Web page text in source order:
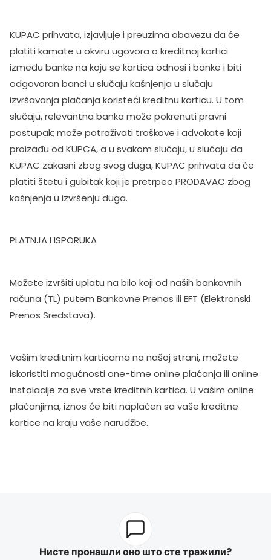
KUPAC prihvata, izjavljuje i preuzima obavezu da će
platiti kamate u okviru ugovora o kreditnoj kartici
između banke na koju se kartica odnosi i banke i biti
odgovoran banci u slučaju kašnjenja u slučaju
izvršavanja plaćanja koristeći kreditnu karticu. U tom
slučaju, relevantna banka može pokrenuti pravni
postupak; može potraživati troškove i advokate koji
proizađu od KUPCA, a u svakom slučaju, u slučaju da
KUPAC zakasni zbog svog duga, KUPAC prihvata da će
platiti štetu i gubitak koji je pretrpeo PRODAVAC zbog
kašnjenja u izvršenju duga.
PLATNJA I ISPORUKA
Možete izvršiti uplatu na bilo koji od naših bankovnih
računa (TL) putem Bankovne Prenos ili EFT (Elektronski
Prenos Sredstava).
Vašim kreditnim karticama na našoj strani, možete
iskoristiti mogućnosti one-time online plaćanja ili online
instalacije za sve vrste kreditnih kartica. U vašim online
plaćanjima, iznos će biti naplaćen sa vaše kreditne
kartice na kraju vaše narudžbe.
Нисте пронашли оно што сте тражили?